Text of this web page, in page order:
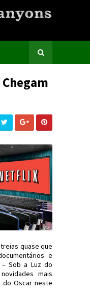
quase que
e
– Sob a Luz do
mais
do Oscar neste